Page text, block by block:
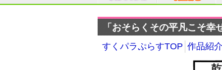
「おそらくその平凡こそ幸
すくパラぷらすTOP 作品紹